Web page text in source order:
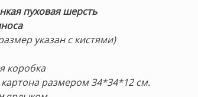
пуховая шерсть
указан с кистями)
коробка
размером 34*34*12 см.